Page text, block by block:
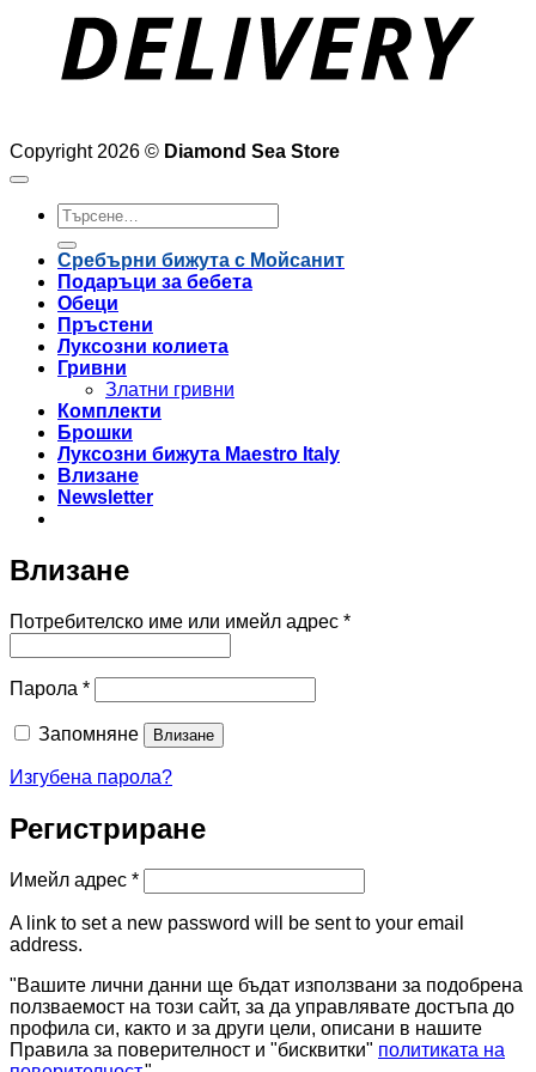
Copyright 2026 © Diamond Sea Store
Търсене
за:
Сребърни бижута с Мойсанит
Подаръци за бебета
Обеци
Пръстени
Луксозни колиета
Гривни
Златни гривни
Комплекти
Брошки
Луксозни бижута Maestro Italy
Влизане
Newsletter
Влизане
Потребителско име или имейл адрес *Задължително
Парола *Задължително
Запомняне Влизане
Изгубена парола?
Регистриране
Имейл адрес *Задължително
A link to set a new password will be sent to your email
address.
"Вашите лични данни ще бъдат използвани за подобрена
ползваемост на този сайт, за да управлявате достъпа до
профила си, както и за други цели, описани в нашите
Правила за поверителност и "бисквитки" политиката на